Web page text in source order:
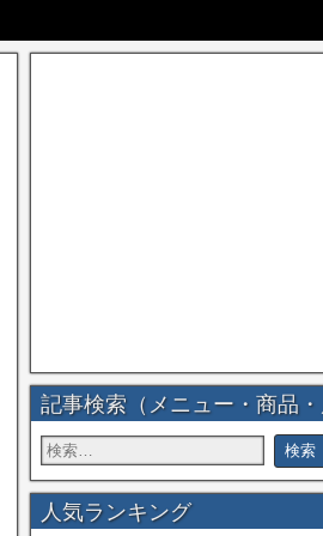
記事検索（メニュー・商品・
人気ランキング